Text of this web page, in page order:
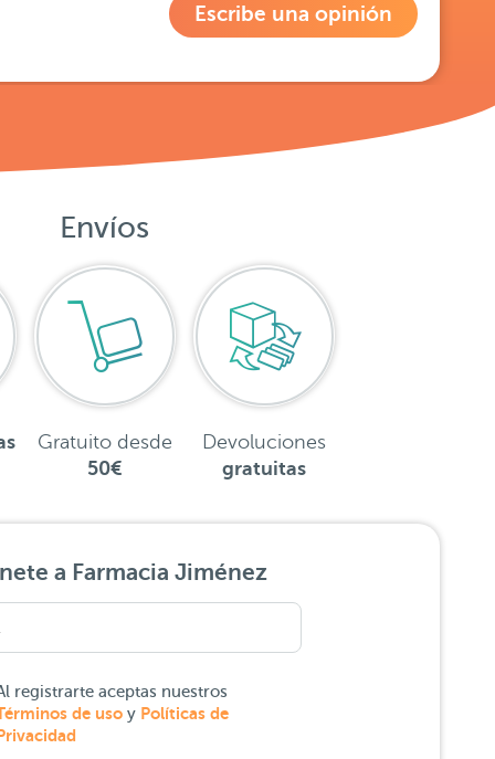
Escribe una opinión
Envíos
Gratuito desde
50€
Devoluciones
gratuitas
a Farmacia Jiménez
registrarte aceptas nuestros
de uso y Políticas de